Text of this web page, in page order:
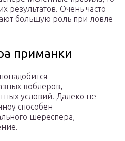
результатов. Очень часто
большую роль при ловле
приманки
воблеров,
условий. Далеко не
способен
шереспера,